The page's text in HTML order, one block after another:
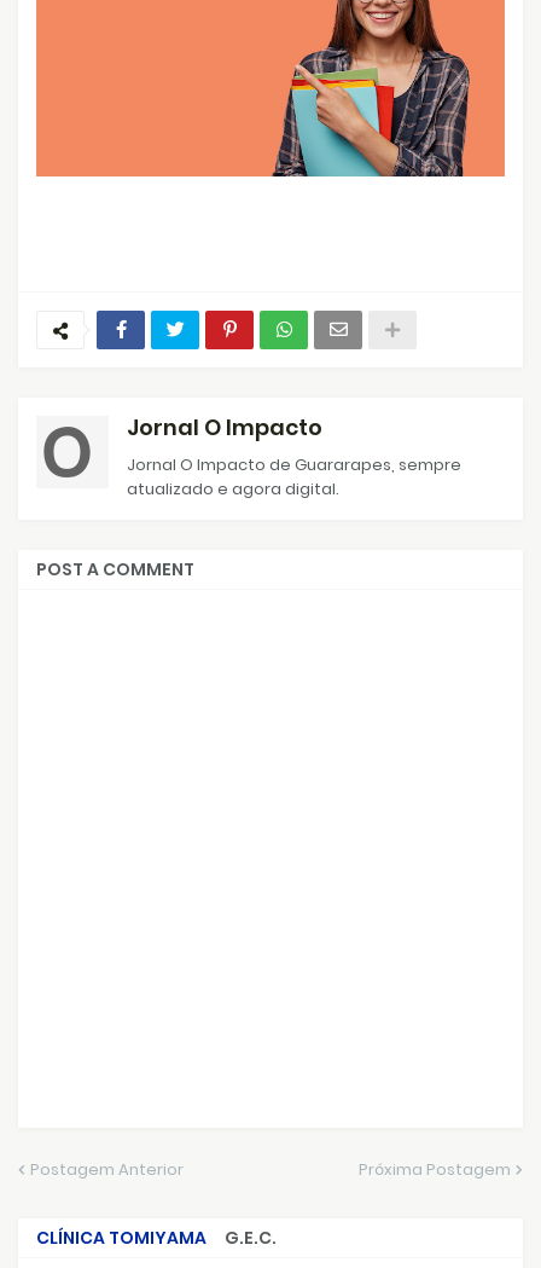
Jornal O Impacto
Jornal O Impacto de Guararapes, sempre
atualizado e agora digital.
POST A COMMENT
Postagem Anterior Próxima Postagem
CLÍNICA TOMIYAMA
G.E.C.